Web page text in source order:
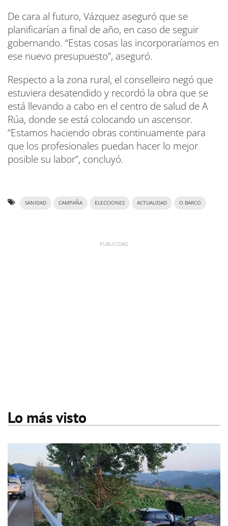
De cara al futuro, Vázquez aseguró que se
planificarían a final de año, en caso de seguir
gobernando. “Estas cosas las incorporaríamos en
ese nuevo presupuesto”, aseguró.
Respecto a la zona rural, el conselleiro negó que
estuviera desatendido y recordó la obra que se
está llevando a cabo en el centro de salud de A
Rúa, donde se está colocando un ascensor.
“Estamos haciendo obras continuamente para
que los profesionales puedan hacer lo mejor
posible su labor”, concluyó.
SANIDAD CAMPAÑA ELECCIONES ACTUALIDAD O BARCO
Lo más visto